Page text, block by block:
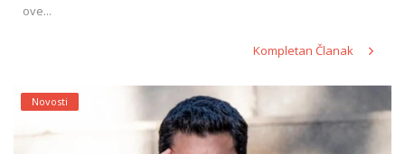
ove...
Kompletan Članak
Novosti